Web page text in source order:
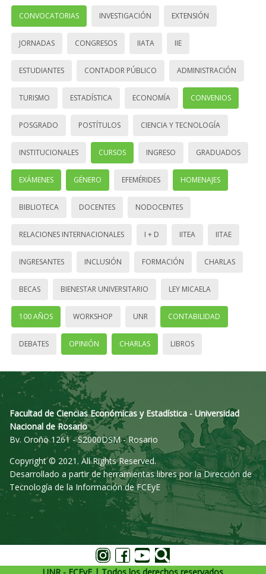
CONVOCATORIAS INVESTIGACIÓN EXTENSIÓN
JORNADAS CONGRESOS IIATA IIE
ESTUDIANTES CONTADOR PÚBLICO ADMINISTRACIÓN
TURISMO ESTADÍSTICA ECONOMÍA CONVENIOS
POSGRADO POSTÍTULOS CIENCIA Y TECNOLOGÍA
INSTITUCIONALES CURSOS INGRESO GRADUADOS
EXÁMENES GÉNERO EFEMÉRIDES HOMENAJES
BIBLIOTECA DOCENTES NODOCENTES
RELACIONES INTERNACIONALES I + D IITEA IITAE
INGRESANTES INCLUSIÓN FORMACIÓN CHARLAS
BECAS BIENESTAR UNIVERSITARIO LEY MICAELA
100 AÑOS WORKSHOP UNR CONTABILIDAD
DEBATES OPINIÓN CHARLAS LIBROS
Facultad de Ciencias Económicas y Estadística - Universidad
Nacional de Rosario
Bv. Oroño 1261 - S2000DSM - Rosario
Copyright © 2021. All Rights Reserved.
Desarrollado a partir de herramientas libres por la Dirección de
Tecnología de la Información de FCEyE